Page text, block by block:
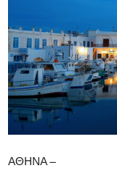
ΑΘΗΝΑ –